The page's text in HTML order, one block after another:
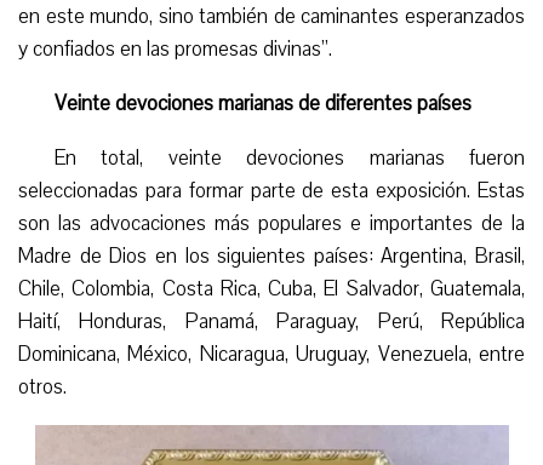
en este mundo, sino también de caminantes esperanzados
y confiados en las promesas divinas”.
Veinte devociones marianas de diferentes países
En total, veinte devociones marianas fueron
seleccionadas para formar parte de esta exposición. Estas
son las advocaciones más populares e importantes de la
Madre de Dios en los siguientes países: Argentina, Brasil,
Chile, Colombia, Costa Rica, Cuba, El Salvador, Guatemala,
Haití, Honduras, Panamá, Paraguay, Perú, República
Dominicana, México, Nicaragua, Uruguay, Venezuela, entre
otros.